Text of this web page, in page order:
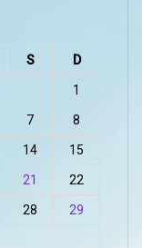
S D
1
7 8
14 15
21 22
28 29